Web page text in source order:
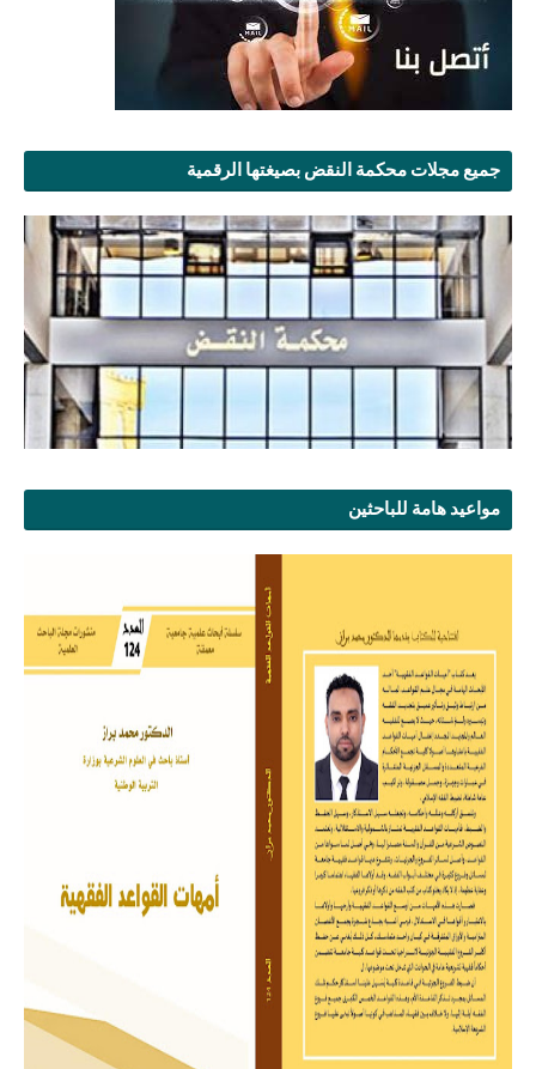
جميع مجلات محكمة النقض بصيغتها الرقمية
مواعيد هامة للباحثين